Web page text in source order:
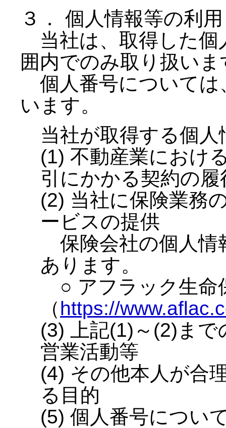
３． 個人情報等の利用
当社は、取得した個
囲内でのみ取り扱いま
個人番号については
います。
当社が取得する個
(1) 不動産業におけ
引にかかる契約の
(2) 当社に保険業務
ービスの提供
保険会社の個人情
あります。
○ アフラック生
（https://
(3) 上記(1)～(2)ま
営業活動等
(4) その他本人が合
る目的
(5) 個人番号につい